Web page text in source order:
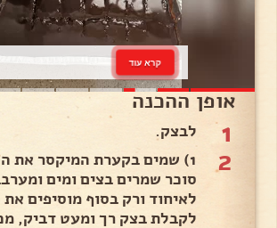
קרא עוד
אופן ההכנה
1 לבצק.
2
1) שמים בקערת המיקסר את
סוכר שמרים בצים ומים
לאיחוד ורק בסוף מוסיפים
לקבלת בצק רך ומעט דביק,